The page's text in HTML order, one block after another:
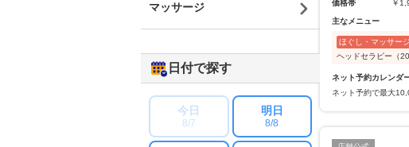
価格帯
￥
主なメニュー
ほぐし・マッサージ
ヘッドセラピー（20
ネット予約カレンダ
ネット予約で最大
マッサージ
日付で探す
今日
8/7
明日
8/8